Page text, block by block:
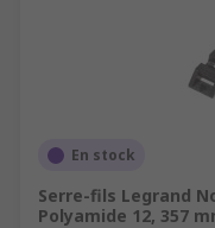
En stock
Serre-fils Legrand
Polyamide 12, 357